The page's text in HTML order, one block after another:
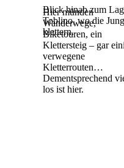
Hier münden
Wanderwege,
Biketouren, ein
Klettersteig – gar
verwegene
Kletterrouten…
Dementsprechend
los ist hier.
Blick hinab zum
Toblino, wo die
klettern.